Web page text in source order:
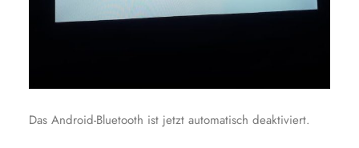
Das Android-Bluetooth ist jetzt automatisch deaktiviert.